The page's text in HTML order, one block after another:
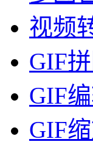
视频
GIF
GIF
GIF